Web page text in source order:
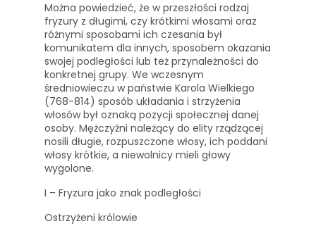
Można powiedzieć, że w przeszłości rodzaj
fryzury z długimi, czy krótkimi włosami oraz
różnymi sposobami ich czesania był
komunikatem dla innych, sposobem okazania
swojej podległości lub też przynależności do
konkretnej grupy. We wczesnym
średniowieczu w państwie Karola Wielkiego
(768-814) sposób układania i strzyżenia
włosów był oznaką pozycji społecznej danej
osoby. Mężczyźni należący do elity rządzącej
nosili długie, rozpuszczone włosy, ich poddani
włosy krótkie, a niewolnicy mieli głowy
wygolone.
I – Fryzura jako znak podległości
Ostrzyżeni królowie